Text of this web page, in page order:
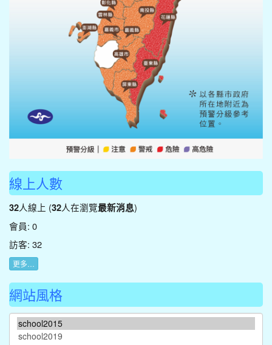
線上人數
32人線上 (32人在瀏覽最新消息)
會員: 0
訪客: 32
更多…
網站風格